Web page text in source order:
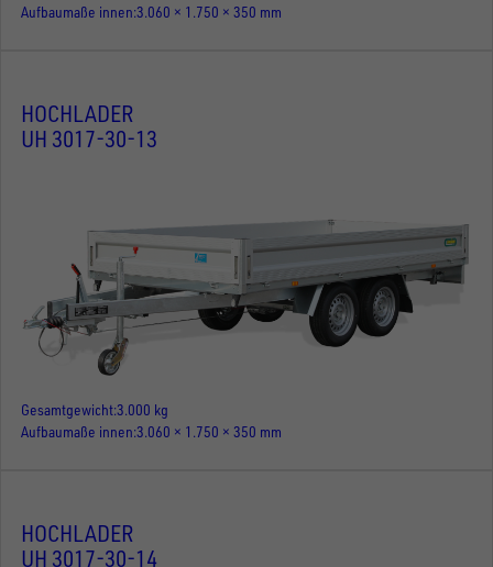
Aufbaumaße innen 3.060 × 1.750 × 350 mm
HOCHLADER
UH 3017-30-13
Gesamtgewicht3.000 kg
Aufbaumaße innen 3.060 × 1.750 × 350 mm
HOCHLADER
UH 3017-30-14